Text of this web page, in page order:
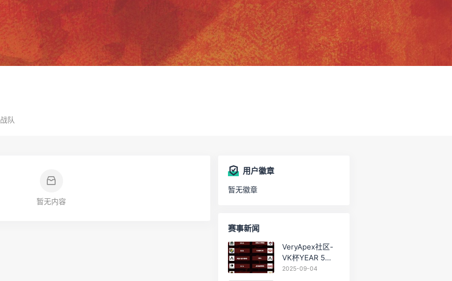
战队
暂无内容
用户徽章
暂无徽章
赛事新闻
VeryApex社区-
VK杯YEAR 5
PRO训练赛
2025-09-04